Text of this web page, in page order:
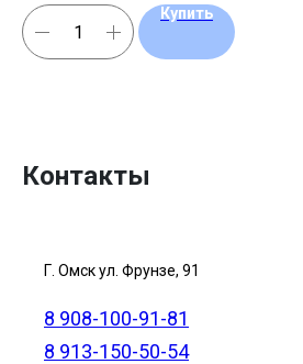
Купить
Контакты
Г. Омск ул. Фрунзе, 91
8 908-100-91-81
8 913-150-50-54